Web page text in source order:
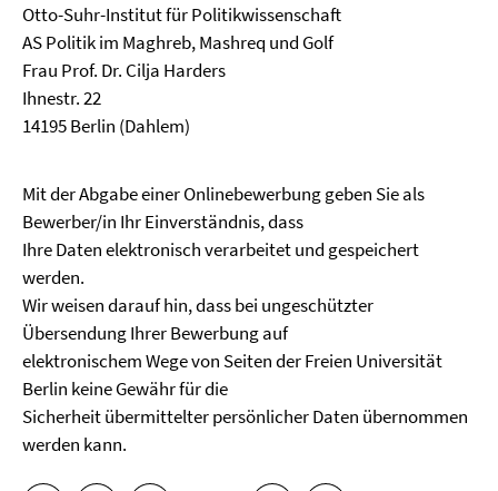
Otto-Suhr-Institut für Politikwissenschaft
AS Politik im Maghreb, Mashreq und Golf
Frau Prof. Dr. Cilja Harders
Ihnestr. 22
14195 Berlin (Dahlem)
Mit der Abgabe einer Onlinebewerbung geben Sie als
Bewerber/in Ihr Einverständnis, dass
Ihre Daten elektronisch verarbeitet und gespeichert
werden.
Wir weisen darauf hin, dass bei ungeschützter
Übersendung Ihrer Bewerbung auf
elektronischem Wege von Seiten der Freien Universität
Berlin keine Gewähr für die
Sicherheit übermittelter persönlicher Daten übernommen
werden kann.